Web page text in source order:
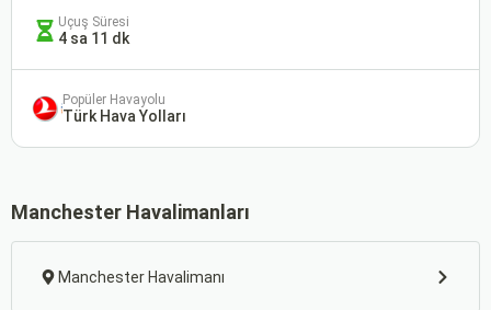
Uçuş Süresi
4 sa 11 dk
Popüler Havayolu
Türk Hava Yolları
Manchester Havalimanları
Manchester Havalimanı